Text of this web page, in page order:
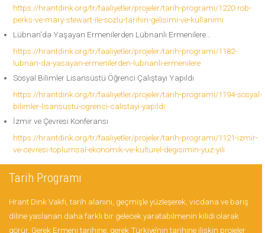
https://hrantdink.org/tr/faaliyetler/projeler/tarih-programi/1220-rob-
perks-ve-mary-stewart-ile-sozlu-tarihin-gelisimi-ve-kullanimi
Lübnan'da Yaşayan Ermenilerden Lübnanlı Ermenilere…
https://hrantdink.org/tr/faaliyetler/projeler/tarih-programi/1182-
lubnan-da-yasayan-ermenilerden-lubnanli-ermenilere
Sosyal Bilimler Lisansüstü Öğrenci Çalıştayı Yapıldı
https://hrantdink.org/tr/faaliyetler/projeler/tarih-programi/1194-sosyal-
bilimler-lisansustu-ogrenci-calistayi-yapildi
İzmir ve Çevresi Konferansı
https://hrantdink.org/tr/faaliyetler/projeler/tarih-programi/1121-izmir-
ve-cevresi-toplumsal-ekonomik-ve-kulturel-degisimin-yuz-yili
Tarih Programı
Hrant Dink Vakfı, tarih alanını, geçmişle yüzleşerek, vicdana ve barış
diline yaslanan daha farklı bir gelecek yaratabilmenin kilidi olarak
görür. Gerek Ermeni tarihine, gerek Türkiye’nin tarihine ilişkin projeler